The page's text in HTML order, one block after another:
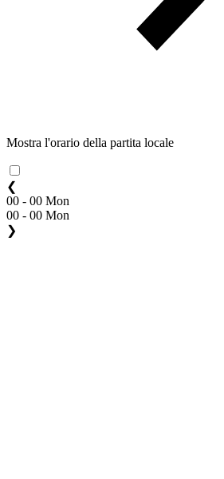
Mostra l'orario della partita locale
❮
00 - 00 Mon
00 - 00 Mon
❯